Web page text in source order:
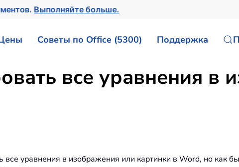
Выполняйте больше.
Советы по Office (5300) Поддержка
все уравнения в
уравнения в изображения или картинки в Word, но как